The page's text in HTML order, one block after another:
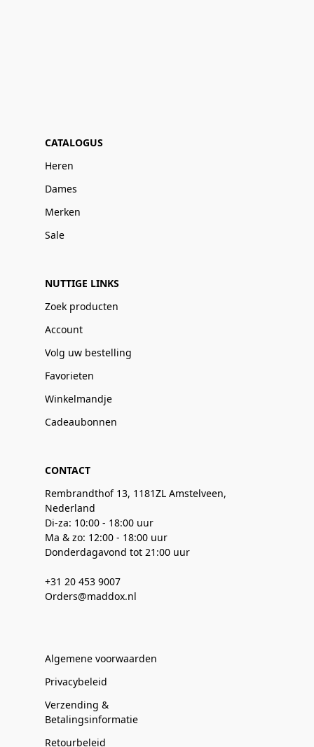
CATALOGUS
Heren
Dames
Merken
Sale
NUTTIGE LINKS
Zoek producten
Account
Volg uw bestelling
Favorieten
Winkelmandje
Cadeaubonnen
CONTACT
Rembrandthof 13, 1181ZL Amstelveen,
Nederland
Di-za: 10:00 - 18:00 uur
Ma & zo: 12:00 - 18:00 uur
Donderdagavond tot 21:00 uur
+31 20 453 9007
Orders@maddox.nl
Algemene voorwaarden
Privacybeleid
Verzending &
Betalingsinformatie
Retourbeleid